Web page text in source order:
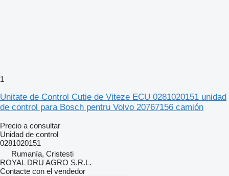
1
Unitate de Control Cutie de Viteze ECU 0281020151 unidad
de control para Bosch pentru Volvo 20767156 camión
Precio a consultar
Unidad de control
0281020151
Rumanía, Cristesti
ROYAL DRU AGRO S.R.L.
Contacte con el vendedor